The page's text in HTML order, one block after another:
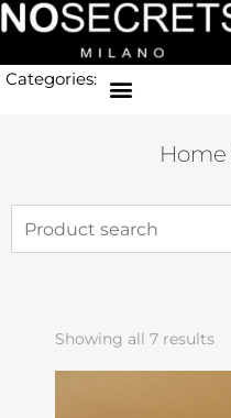
Categories:
Home
Showing all 7 results